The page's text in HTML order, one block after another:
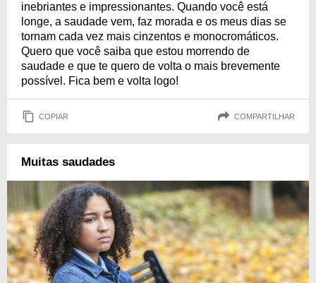
inebriantes e impressionantes. Quando você está
longe, a saudade vem, faz morada e os meus dias se
tornam cada vez mais cinzentos e monocromáticos.
Quero que você saiba que estou morrendo de
saudade e que te quero de volta o mais brevemente
possível. Fica bem e volta logo!
COPIAR COMPARTILHAR
Muitas saudades